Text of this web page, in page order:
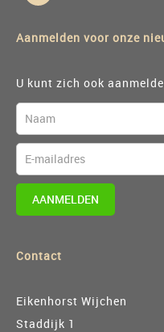
Aanmelden voor onze
U kunt zich ook
AANMELDEN
Contact
Eikenhorst Wijchen
Staddijk 1